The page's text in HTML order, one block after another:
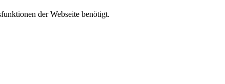
der Webseite benötigt.